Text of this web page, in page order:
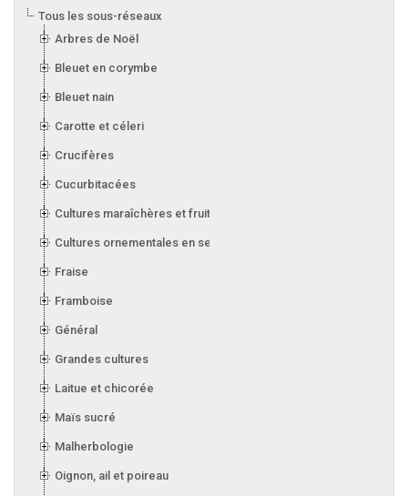
Tous les sous-réseaux
Arbres de Noël
Bleuet en corymbe
Bleuet nain
Carotte et céleri
Crucifères
Cucurbitacées
Cultures maraîchères et fruitières en serre
Cultures ornementales en serre
Fraise
Framboise
Général
Grandes cultures
Laitue et chicorée
Maïs sucré
Malherbologie
Oignon, ail et poireau